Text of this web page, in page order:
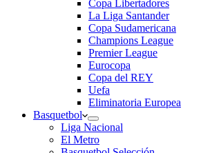
Copa Libertadores
La Liga Santander
Copa Sudamericana
Champions League
Premier League
Eurocopa
Copa del REY
Uefa
Eliminatoria Europea
Basquetbol
Liga Nacional
El Metro